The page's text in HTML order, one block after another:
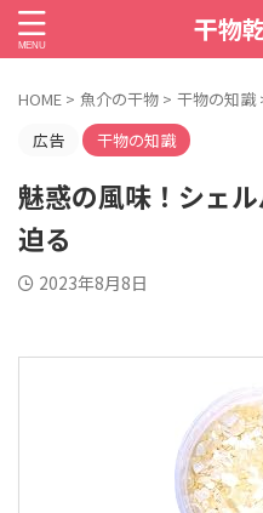
干物
HOME > 魚介の干物 > 干物の知識
広告
干物の知識
魅惑の風味！シェ
迫る
2023年8月8日